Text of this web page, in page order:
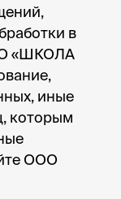
в
«ШКОЛА
иные
которым
ООО